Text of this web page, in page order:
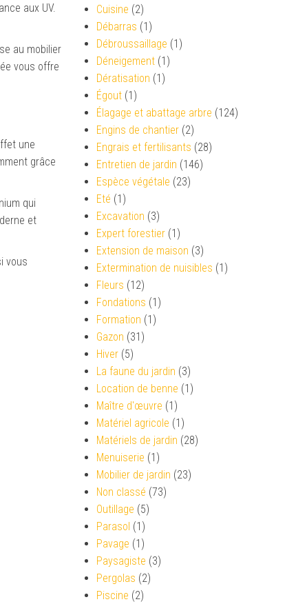
aux UV.
au mobilier
vous offre
une
grâce
qui
et
vous
Cuisine (2)
Débarras (1)
Débroussaillage (1)
Déneigement (1)
Dératisation (1)
Égout (1)
Élagage et abattage arbre (124)
Engins de chantier (2)
Engrais et fertilisants (28)
Entretien de jardin (146)
Espèce végétale (23)
Eté (1)
Excavation (3)
Expert forestier (1)
Extension de maison (3)
Extermination de nuisibles (1)
Fleurs (12)
Fondations (1)
Formation (1)
Gazon (31)
Hiver (5)
La faune du jardin (3)
Location de benne (1)
Maître d'œuvre (1)
Matériel agricole (1)
Matériels de jardin (28)
Menuiserie (1)
Mobilier de jardin (23)
Non classé (73)
Outillage (5)
Parasol (1)
Pavage (1)
Paysagiste (3)
Pergolas (2)
Piscine (2)